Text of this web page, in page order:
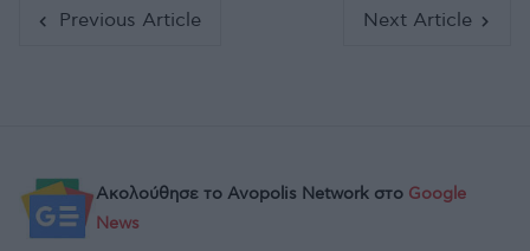
Ακολούθησε το Avopolis Network στο Google
News
Previous Article Next Article